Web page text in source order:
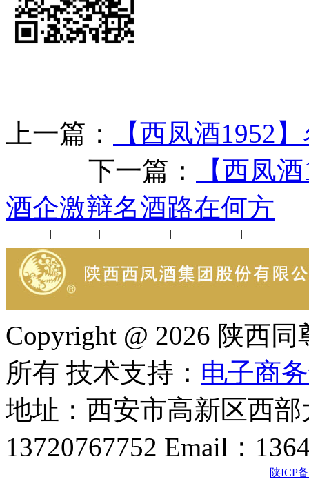
上一篇：
【西凤酒1952
下一篇：
【西凤
酒企激辩名酒路在何方
| | | |
Copyright @ 2026 陕西
所有 技术支持： 电子商
地址：西安市高新区西
13720767752 Email：
陕ICP